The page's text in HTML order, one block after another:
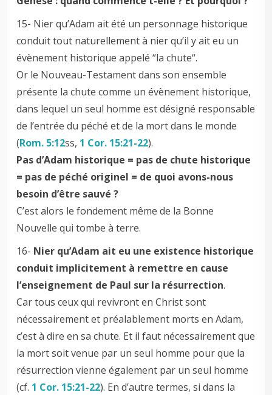
15- Nier qu’Adam ait été un personnage historique
conduit tout naturellement à nier qu’il y ait eu un
évènement historique appelé “la chute“.
Or le Nouveau-Testament dans son ensemble
présente la chute comme un évènement historique,
dans lequel un seul homme est désigné responsable
de l’entrée du péché et de la mort dans le monde
(Rom. 5:12ss, 1 Cor. 15:21-22).
Pas d’Adam historique = pas de chute historique
= pas de péché originel = de quoi avons-nous
besoin d’être sauvé ?
C’est alors le fondement même de la Bonne
Nouvelle qui tombe à terre.
16- Nier qu’Adam ait eu une existence historique
conduit implicitement à remettre en cause
l’enseignement de Paul sur la résurrection.
Car tous ceux qui revivront en Christ sont
nécessairement et préalablement morts en Adam,
c’est à dire en sa chute. Et il faut nécessairement que
la mort soit venue par un seul homme pour que la
résurrection vienne également par un seul homme
(cf. 1 Cor. 15:21-22). En d’autre termes, si dans la